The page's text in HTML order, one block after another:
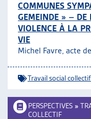
COMMUNES
GEMEINDE » – DE
VIOLENCE À LA
VIE
Michel Favre, acte
Travail social collectif
PERSPECTIVES »
COLLECTIF